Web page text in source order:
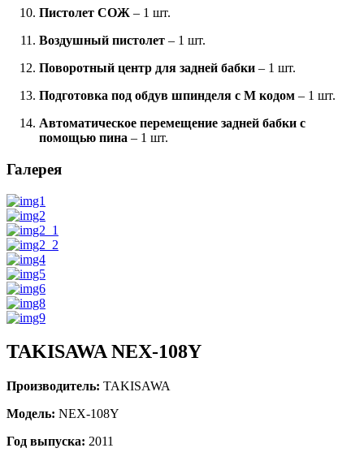
Пистолет СОЖ – 1 шт.
Воздушный пистолет – 1 шт.
Поворотный центр для задней бабки – 1 шт.
Подготовка под обдув шпинделя c M кодом – 1 шт.
Автоматическое перемещение задней бабки с
помощью пина – 1 шт.
Галерея
TAKISAWA NEX-108Y
Производитель: TAKISAWA
Модель: NEX-108Y
Год выпуска: 2011